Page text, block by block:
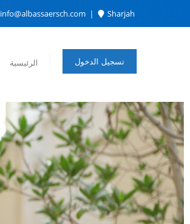
info@albassaersch.com Sharjah
الرئيسية تسجيل الدخول